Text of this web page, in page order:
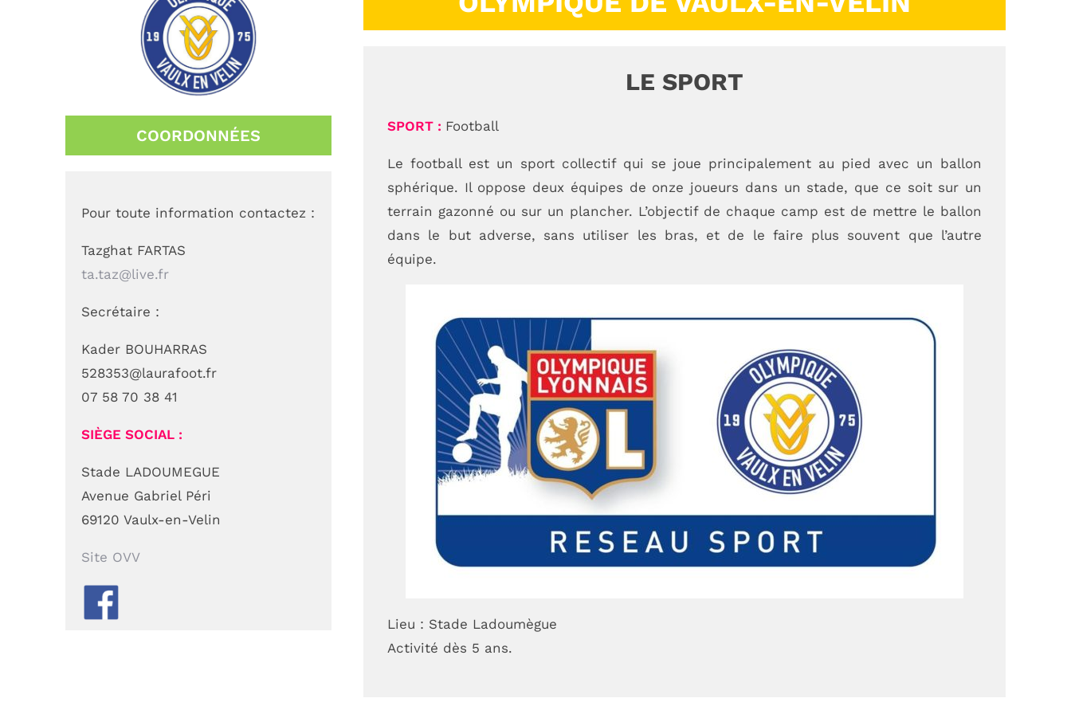
COORDONNÉES
Pour toute information contactez :
Tazghat FARTAS
ta.taz@live.fr
Secrétaire :
Kader BOUHARRAS
528353@laurafoot.fr
07 58 70 38 41
SIÈGE SOCIAL :
Stade LADOUMEGUE
Avenue Gabriel Péri
69120 Vaulx-en-Velin
Site OVV
LE SPORT
SPORT : Football
Le football est un sport collectif qui se joue principalement au pied avec un ballon
sphérique. Il oppose deux équipes de onze joueurs dans un stade, que ce soit sur un
terrain gazonné ou sur un plancher. L’objectif de chaque camp est de mettre le ballon
dans le but adverse, sans utiliser les bras, et de le faire plus souvent que l’autre
équipe.
Lieu : Stade Ladoumègue
Activité dès 5 ans.
OMS VAULX-EN-VELIN
des associations, des clubs sportifs de
N° d’agrément Jeunesse et Sports :
CONTACTEZ-NOUS
09 85 04 68 97
Nous écrire
ADRESSE
Office Municipal des Sports